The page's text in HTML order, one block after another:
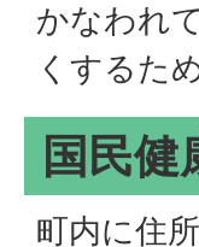
かなわれ
くするた
国民健
町内に住